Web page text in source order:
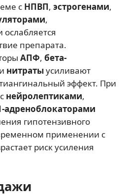
с НПВП, эстрогенами,
,
препарата.
АПФ, бета-
нитратыусиливают
эффект. При
нейролептиками,
адреноблокаторами
гипотензивного
применении с
риск усиления